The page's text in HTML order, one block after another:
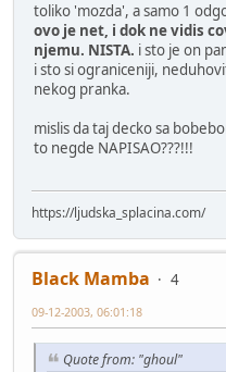
toliko 'mozda', a samo 1
ovo je net, i dok ne vidis
njemu. NISTA. i sto je on
i sto si ograniceniji,
nekog pranka.
mislis da taj decko sa
to negde NAPISAO???!!!
https://ljudska_splacina.com/
Black Mamba
4
09-12-2003, 06:01:18
Quote from: "ghoul"